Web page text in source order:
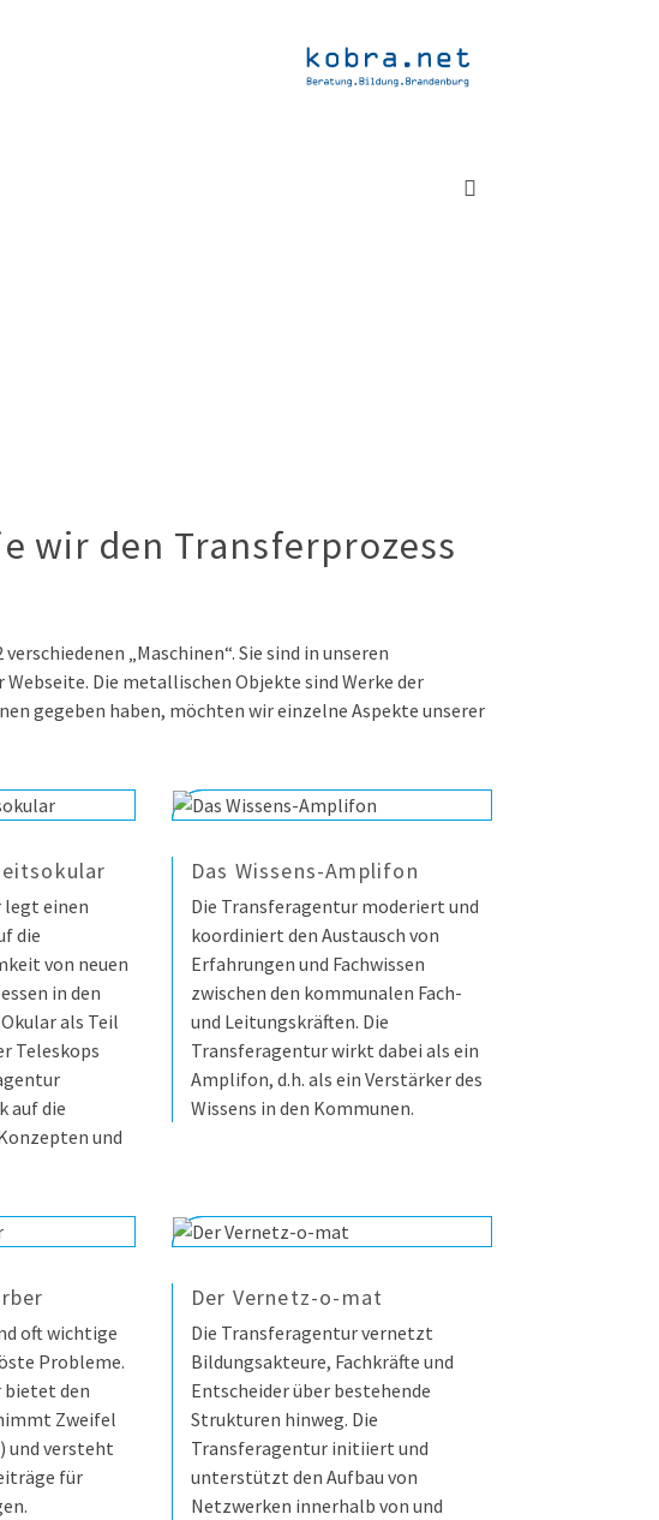
wir den Transferprozess
„Maschinen“. Sie sind in unseren
Die metallischen Objekte sind Werke der
gegeben haben, möchten wir einzelne Aspekte unserer
legt einen
die
von neuen
in den
als Teil
Teleskops
auf die
und
Das Wissens-Amplifon
Die Transferagentur moderiert und
koordiniert den Austausch von
Erfahrungen und Fachwissen
zwischen den kommunalen Fach-
und Leitungskräften. Die
Transferagentur wirkt dabei als ein
Amplifon, d.h. als ein Verstärker des
Wissens in den Kommunen.
oft wichtige
Probleme.
bietet den
Zweifel
und versteht
für
Der Vernetz-o-mat
Die Transferagentur vernetzt
Bildungsakteure, Fachkräfte und
Entscheider über bestehende
Strukturen hinweg. Die
Transferagentur initiiert und
unterstützt den Aufbau von
Netzwerken innerhalb von und